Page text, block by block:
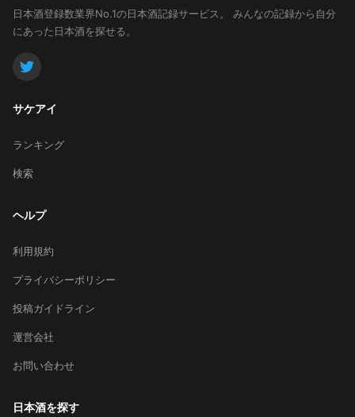
日本酒登録数業界No.1の日本酒記録サービス。
みんなの記録から自分
にあった日本酒を探せる。
サケアイ
ランキング
検索
ヘルプ
利用規約
プライバシーポリシー
投稿ガイドライン
運営会社
お問い合わせ
日本酒を探す